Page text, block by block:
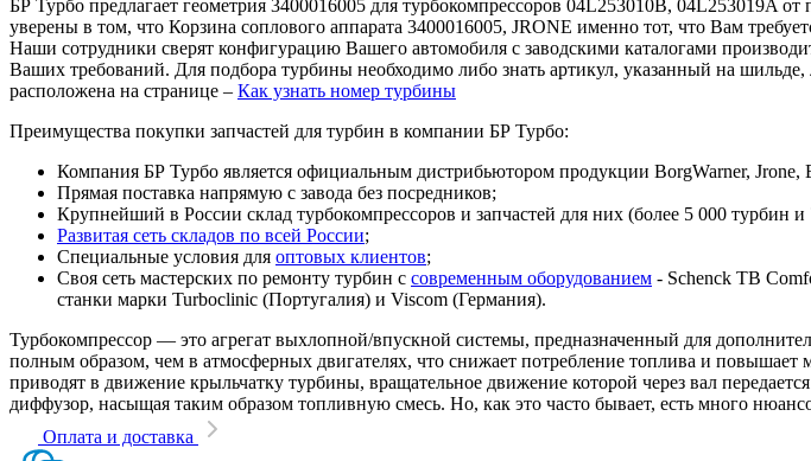
БР Турбо предлагает геометрия 3400016005 для турбокомпрессоров 04L253010B, 04L253019A
уверены в том, что Корзина соплового аппарата 3400016005, JRONE именно тот, что Вам
Наши сотрудники сверят конфигурацию Вашего автомобиля с заводскими каталогами
Ваших требований. Для подбора турбины необходимо либо знать артикул, указанный на
расположена на странице – Как узнать номер турбины
Преимущества покупки запчастей для турбин в компании БР Турбо:
Компания БР Турбо является официальным дистрибьютором продукции BorgWarner,
Прямая поставка напрямую с завода без посредников;
Крупнейший в России склад турбокомпрессоров и запчастей для них (более 5 000 турбин и
Развитая сеть складов по всей России;
Специальные условия для оптовых клиентов;
Своя сеть мастерских по ремонту турбин с современным оборудованием - Schenck TB
станки марки Turboclinic (Португалия) и Viscom (Германия).
Турбокомпрессор — это агрегат выхлопной/впускной системы, предназначенный для
полным образом, чем в атмосферных двигателях, что снижает потребление топлива и
приводят в движение крыльчатку турбины, вращательное движение которой через вал
диффузор, насыщая таким образом топливную смесь. Но, как это часто бывает, есть много
Оплата и доставка